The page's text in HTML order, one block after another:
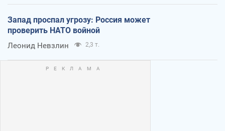
Запад проспал угрозу: Россия может
проверить НАТО войной
Леонид Невзлин 2,3 т.